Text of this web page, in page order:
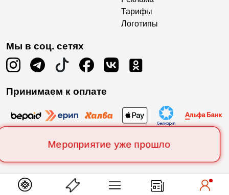
Мероприятие уже прошло
Тарифы
Логотипы
Мы в соц. сетях
Принимаем к оплате